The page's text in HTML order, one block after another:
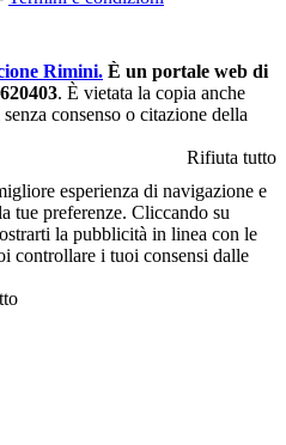
Rimini. È un portale web di
. È vietata la copia anche
consenso o citazione della
Rifiuta tutto
esperienza di navigazione e
tue preferenze. Cliccando su
la pubblicità in linea con le
controllare i tuoi consensi dalle